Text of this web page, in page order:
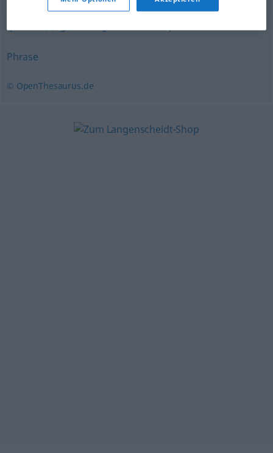
so ein) Spruch (ugs.),Klischee Phrase
Sprechblase
Phrase
© OpenThesaurus.de